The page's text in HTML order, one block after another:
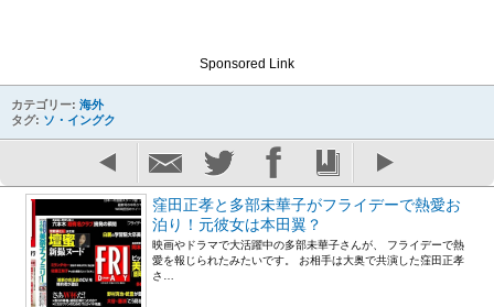
Sponsored Link
カテゴリー: 海外
タグ: ソ・イングク
窪田正孝と多部未華子がフライデーで熱愛お
泊り！元彼女は本田翼？
映画やドラマで大活躍中の多部未華子さんが、 フライデーで熱
愛を報じられたみたいです。 お相手は大奥で共演した窪田正孝
さ…